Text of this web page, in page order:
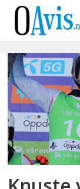
Emne: